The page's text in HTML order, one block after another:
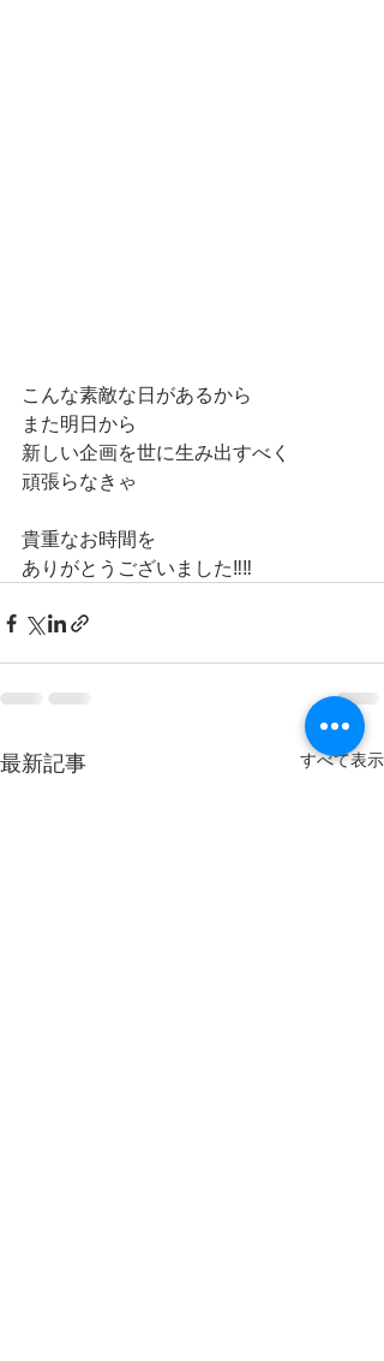
こんな素敵な日があるから
また明日から
新しい企画を世に生み出すべく
頑張らなきゃ
貴重なお時間を
ありがとうございました‼️‼️
最新記事 すべて表示